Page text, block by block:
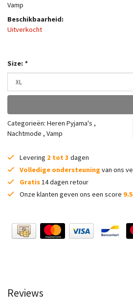
Vamp
Beschikbaarheid:
Uitverkocht
Size: *
Categorieën: Heren Pyjama's ,
Nachtmode , Vamp
Levering 2 tot 3 dagen
Volledige ondersteuning van ons
Gratis 14 dagen retour
Onze klanten geven ons een score
Reviews